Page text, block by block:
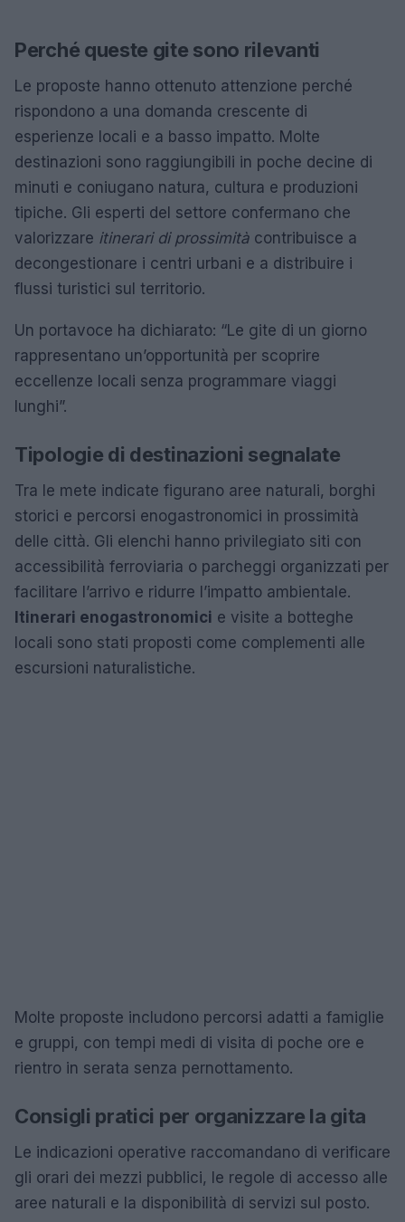
Perché queste gite sono rilevanti
Le proposte hanno ottenuto attenzione perché
rispondono a una domanda crescente di
esperienze locali e a basso impatto. Molte
destinazioni sono raggiungibili in poche decine di
minuti e coniugano natura, cultura e produzioni
tipiche. Gli esperti del settore confermano che
valorizzare itinerari di prossimità contribuisce a
decongestionare i centri urbani e a distribuire i
flussi turistici sul territorio.
Un portavoce ha dichiarato: “Le gite di un giorno
rappresentano un’opportunità per scoprire
eccellenze locali senza programmare viaggi
lunghi”.
Tipologie di destinazioni segnalate
Tra le mete indicate figurano aree naturali, borghi
storici e percorsi enogastronomici in prossimità
delle città. Gli elenchi hanno privilegiato siti con
accessibilità ferroviaria o parcheggi organizzati per
facilitare l’arrivo e ridurre l’impatto ambientale.
Itinerari enogastronomici e visite a botteghe
locali sono stati proposti come complementi alle
escursioni naturalistiche.
Molte proposte includono percorsi adatti a famiglie
e gruppi, con tempi medi di visita di poche ore e
rientro in serata senza pernottamento.
Consigli pratici per organizzare la gita
Le indicazioni operative raccomandano di verificare
gli orari dei mezzi pubblici, le regole di accesso alle
aree naturali e la disponibilità di servizi sul posto.